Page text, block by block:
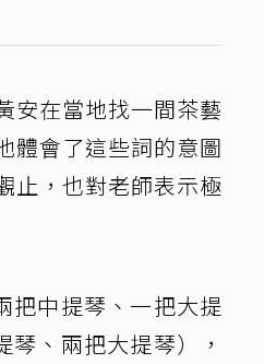
安在當地找一間茶藝
體會了這些詞的意圖
止，也對老師表示極
把中提琴、一把大提
、兩把大提琴），